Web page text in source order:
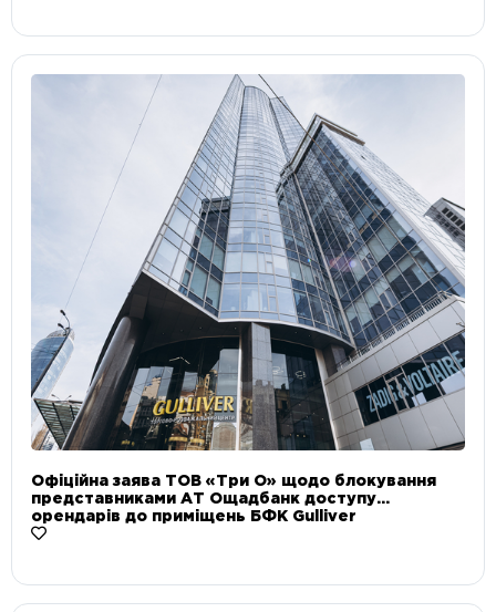
Офіційна заява ТОВ «Три О» щодо блокування
представниками АТ Ощадбанк доступу
орендарів до приміщень БФК Gulliver